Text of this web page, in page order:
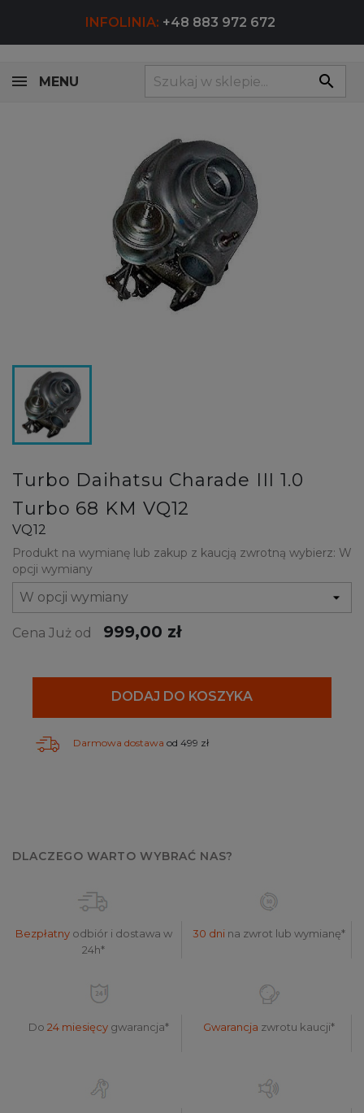
INFOLINIA: +48 883 972 672
search
MENU
Turbo Daihatsu Charade III 1.0
Turbo 68 KM VQ12
VQ12
Produkt na wymianę lub zakup z kaucją zwrotną wybierz: W
opcji wymiany
Cena Już od 999,00 zł
DODAJ DO KOSZYKA
Darmowa dostawa od 499 zł
DLACZEGO WARTO WYBRAĆ NAS?
Bezpłatnyodbiór i dostawa w
24h*
30 dnina zwrot lub wymianę*
Do24 miesięcy gwarancja* Gwarancja zwrotu kaucji*